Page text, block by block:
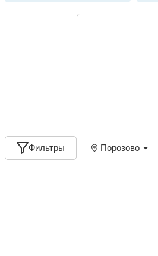
Фильтры Порозово